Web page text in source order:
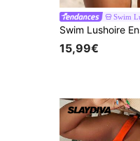
Swim
15,99€